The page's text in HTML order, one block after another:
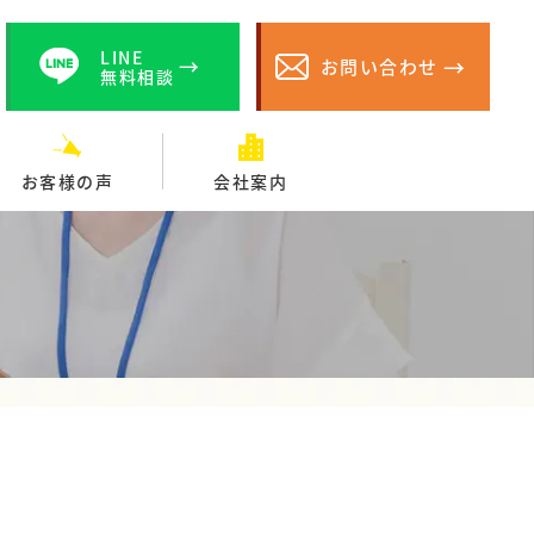
LINE
無料相談
お問い合わせ
お客様の声 会社案内